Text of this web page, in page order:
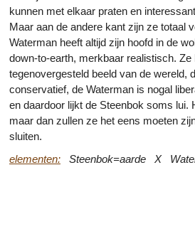
kunnen met elkaar praten en
Maar aan de andere kant zijn ze totaal
Waterman heeft altijd zijn hoofd in de
down-to-earth, merkbaar realistisch. Ze
tegenovergesteld beeld van de wereld,
conservatief, de Waterman is nogal
en daardoor lijkt de Steenbok soms lui.
maar dan zullen ze het eens moeten
sluiten.
elementen: Steenbok=aarde X